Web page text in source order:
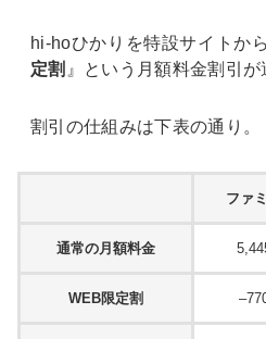
hi-hoひかりを特設サイトか
定割 』という月額料金割引が
割引の仕組みは下表の通り。
ファ
通常の月額料金
WEB限定割